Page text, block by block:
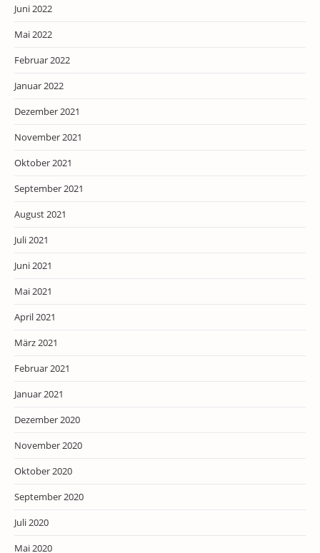
Juni 2022
Mai 2022
Februar 2022
Januar 2022
Dezember 2021
November 2021
Oktober 2021
September 2021
August 2021
Juli 2021
Juni 2021
Mai 2021
April 2021
März 2021
Februar 2021
Januar 2021
Dezember 2020
November 2020
Oktober 2020
September 2020
Juli 2020
Mai 2020